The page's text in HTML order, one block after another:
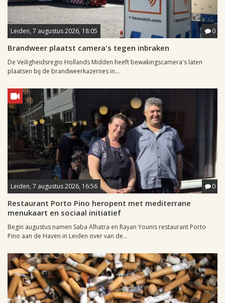
Leiden, 7 augustus 2026, 18:05 0
Brandweer plaatst camera's tegen inbraken
De Veiligheidsregio Hollands Midden heeft bewakingscamera's laten
plaatsen bij de brandweerkazernes in...
Leiden, 7 augustus 2026, 16:56 0
Restaurant Porto Pino heropent met mediterrane
menukaart en sociaal initiatief
Begin augustus namen Saba Alhatra en Rayan Younis restaurant Porto
Pino aan de Haven in Leiden over van de...